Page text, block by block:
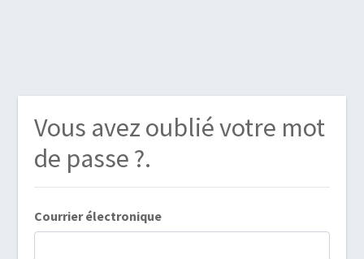
Vous avez oublié votre mot
de passe ?.
Courrier électronique